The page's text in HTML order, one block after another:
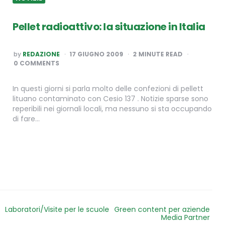
Pellet radioattivo: la situazione in Italia
POSTED
BY
by REDAZIONE 17 GIUGNO 2009 2 MINUTE READ
0 COMMENTS
In questi giorni si parla molto delle confezioni di pellett
lituano contaminato con Cesio 137 . Notizie sparse sono
reperibili nei giornali locali, ma nessuno si sta occupando
di fare…
Laboratori/Visite per le scuole Green content per aziende
Media Partner